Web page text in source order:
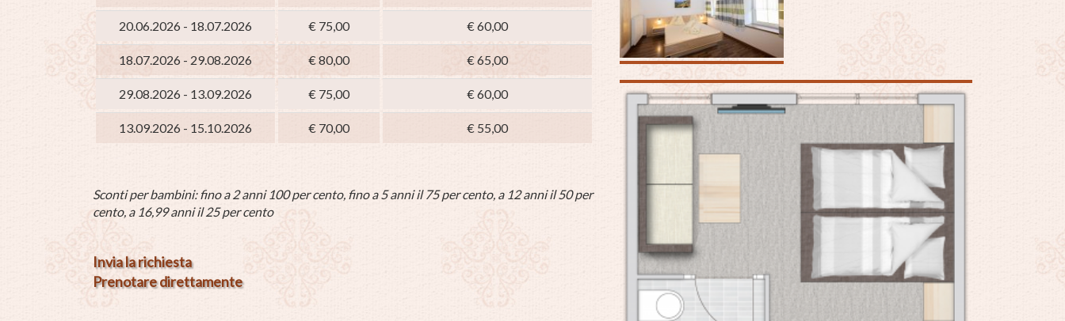
20.06.2026 - 18.07.2026 € 75,00 € 60,00
18.07.2026 - 29.08.2026 € 80,00 € 65,00
29.08.2026 - 13.09.2026 € 75,00 € 60,00
13.09.2026 - 15.10.2026 € 70,00 € 55,00
Sconti per bambini: fino a 2 anni 100 per cento, fino a 5 anni il 75 per cento, a 12 anni il 50 per
cento, a 16,99 anni il 25 per cento
Invia la richiesta
Prenotare direttamente